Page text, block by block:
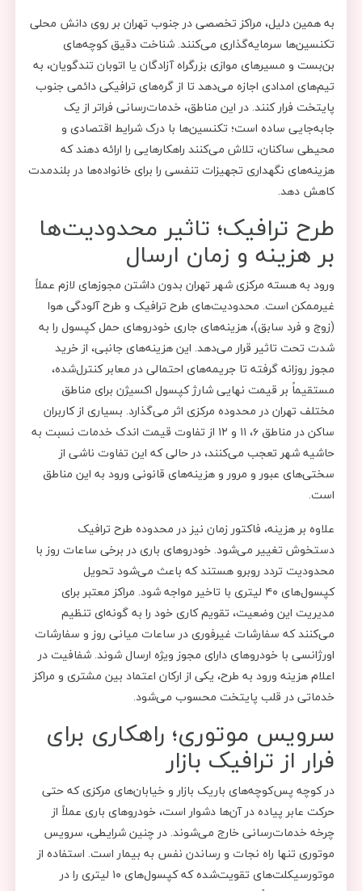
به همین دلیل، مراکز تخصصی در جنوب تهران بر روی دانش محلی
تکنسین‌ها سرمایه‌گذاری می‌کنند. شناخت دقیق کوچه‌های
بن‌بست و مسیرهای موازی بزرگراه آزادگان یا اتوبان تندگویان، به
تیم‌های امدادی اجازه می‌دهد تا از گره‌های ترافیکی دائمی جنوب
پایتخت فرار کنند. در این مناطق، خدمات‌رسانی فراتر از یک
جابه‌جایی ساده است؛ تکنسین‌ها با درک شرایط اقتصادی و
محیطی ساکنان، تلاش می‌کنند راهکارهایی را ارائه دهند که
هزینه‌های نگهداری تجهیزات تنفسی را برای خانواده‌ها در بلندمدت
کاهش دهد.
طرح ترافیک؛ تاثیر محدودیت‌ها
بر هزینه و زمان ارسال
ورود به هسته مرکزی شهر تهران بدون داشتن مجوزهای لازم عملاً
غیرممکن است. محدودیت‌های طرح ترافیک و طرح آلودگی هوا
(زوج و فرد سابق)، هزینه‌های جاری خودروهای حمل کپسول را به
شدت تحت تاثیر قرار می‌دهد. این هزینه‌های جانبی، از خرید
مجوز روزانه گرفته تا جریمه‌های احتمالی در معابر کنترل‌شده،
مستقیماً بر قیمت نهایی شارژ کپسول اکسیژن برای مناطق
مختلف تهران در محدوده مرکزی اثر می‌گذارد. بسیاری از کاربران
ساکن در مناطق ۶، ۱۱ و ۱۲ از تفاوت قیمت اندک خدمات نسبت به
حاشیه شهر تعجب می‌کنند، در حالی که این تفاوت ناشی از
سختی‌های عبور و مرور و هزینه‌های قانونی ورود به این مناطق
است.
علاوه بر هزینه، فاکتور زمان نیز در محدوده طرح ترافیک
دستخوش تغییر می‌شود. خودروهای باری در برخی ساعات روز با
محدودیت تردد روبرو هستند که باعث می‌شود تحویل
کپسول‌های ۴۰ لیتری با تاخیر مواجه شود. مراکز معتبر برای
مدیریت این وضعیت، تقویم کاری خود را به گونه‌ای تنظیم
می‌کنند که سفارشات غیرفوری در ساعات میانی روز و سفارشات
اورژانسی با خودروهای دارای مجوز ویژه ارسال شوند. شفافیت در
اعلام هزینه ورود به طرح، یکی از ارکان اعتماد بین مشتری و مراکز
خدماتی در قلب پایتخت محسوب می‌شود.
سرویس موتوری؛ راهکاری برای
فرار از ترافیک بازار
در کوچه پس‌کوچه‌های باریک بازار و خیابان‌های مرکزی که حتی
حرکت عابر پیاده در آن‌ها دشوار است، خودروهای باری عملاً از
چرخه خدمات‌رسانی خارج می‌شوند. در چنین شرایطی، سرویس
موتوری تنها راه نجات و رساندن نفس به بیمار است. استفاده از
موتورسیکلت‌های تقویت‌شده که کپسول‌های ۱۰ لیتری را در